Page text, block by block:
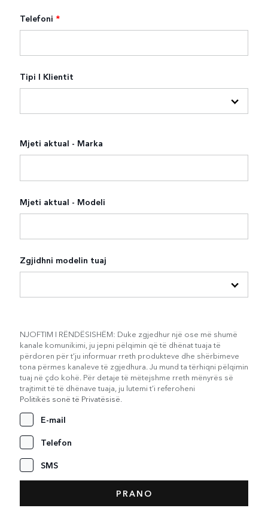
Telefoni *
Tipi I Klientit
Mjeti aktual - Marka
Mjeti aktual - Modeli
Zgjidhni modelin tuaj
NJOFTIM I RËNDËSISHËM: Duke zgjedhur një ose më shumë
kanale komunikimi, ju jepni pëlqimin që të dhënat tuaja të
përdoren për t’ju informuar rreth produkteve dhe shërbimeve
tona përmes kanaleve të zgjedhura. Ju mund ta tërhiqni pëlqimin
tuaj në çdo kohë. Për detaje të mëtejshme rreth mënyrës së
trajtimit të të dhënave tuaja, ju lutemi t’i referoheni
Politikës sonë të Privatësisë
E-mail
Telefon
SMS